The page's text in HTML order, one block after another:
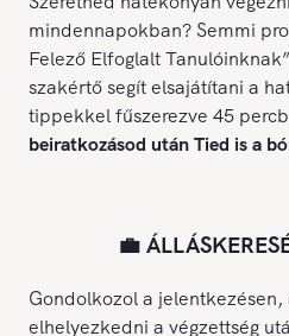
mindennapokban? Semmi
Felező Elfoglalt
szakértő segít elsajátítani a
tippekkel fűszerezve 45
beiratkozásod után Tied is a
💼
Gondolkozol a
elhelyezkedni a végzettség